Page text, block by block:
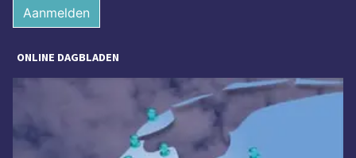
Aanmelden
ONLINE DAGBLADEN